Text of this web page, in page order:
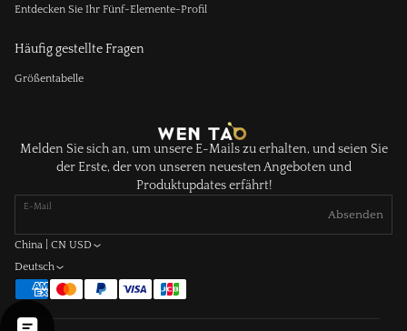
Entdecken Sie Ihr Fünf-Elemente-Profil
Häufig gestellte Fragen
Größentabelle
Melden Sie sich an, um unsere E-Mails zu erhalten, und seien Sie
der Erste, der von unseren neuesten Angeboten und
Produktupdates erfährt!
E-Mail
Absenden
China | CN USD
Deutsch